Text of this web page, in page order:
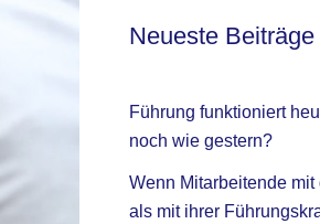
Neueste Beiträge
Führung funktioniert
noch wie gestern?
Wenn Mitarbeitende
als mit ihrer